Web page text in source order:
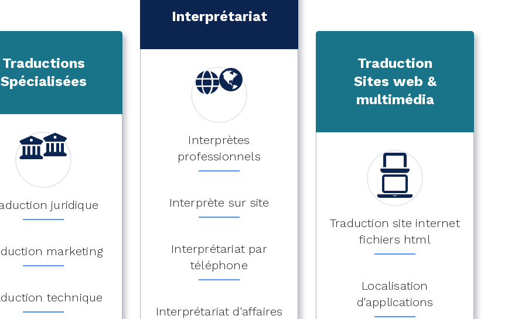
Traductions
Spécialisées
juridique
marketing
technique
Interprétariat
Interprètes
professionnels
Interprète sur site
Interprétariat par
téléphone
Interprétariat d'affaires
Traduction
Sites web &
multimédia
Traduction site internet
fichiers html
Localisation
d'applications